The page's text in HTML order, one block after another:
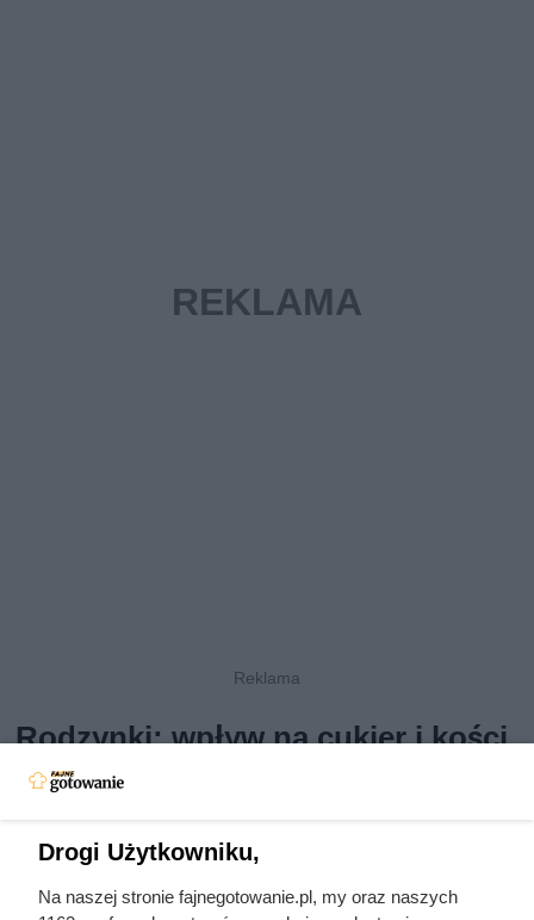
Rodzynki: wpływ na cukier i kości
Chociażrodzynki
szybki zastrzyk kalorii. Zawierają
wchłaniają się wolniej, co pomaga utrzymać bardziej
Drogi Użytkowniku,
Na naszej stronie fajnegotowanie.pl, my oraz naszych